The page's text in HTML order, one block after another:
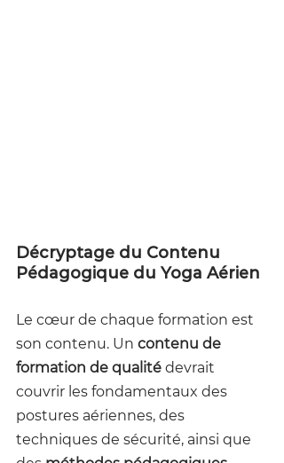
Décryptage du Contenu
Pédagogique du Yoga Aérien
Le cœur de chaque formation est
son contenu. Un contenu de
formation de qualité devrait
couvrir les fondamentaux des
postures aériennes, des
techniques de sécurité, ainsi que